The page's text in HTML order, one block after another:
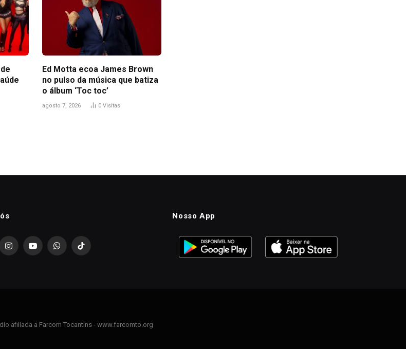
Ed Motta ecoa James Brown
no pulso da música que batiza
o álbum ‘Toc toc’
agosto 7, 2026 0 Visitas
InstagramYouTubeWhatsAppTikTok
Nosso App
afiliada a Farcom Tocantins - www.farcomto.org